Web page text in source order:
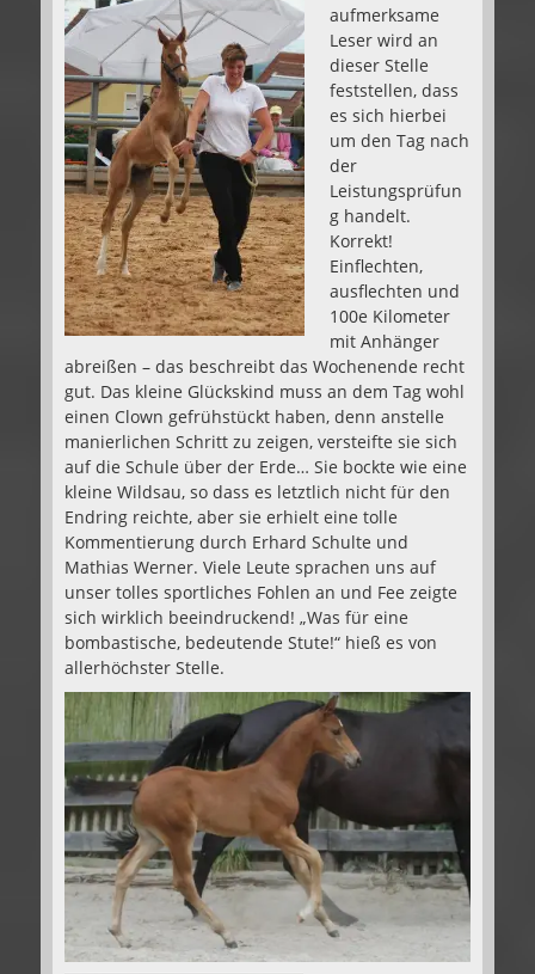
aufmerksame
Leser wird an
dieser Stelle
feststellen, dass
es sich hierbei
um den Tag nach
der
Leistungsprüfun
g handelt.
Korrekt!
Einflechten,
ausflechten und
100e Kilometer
mit Anhänger
abreißen – das beschreibt das Wochenende recht
gut. Das kleine Glückskind muss an dem Tag wohl
einen Clown gefrühstückt haben, denn anstelle
manierlichen Schritt zu zeigen, versteifte sie sich
auf die Schule über der Erde… Sie bockte wie eine
kleine Wildsau, so dass es letztlich nicht für den
Endring reichte, aber sie erhielt eine tolle
Kommentierung durch Erhard Schulte und
Mathias Werner. Viele Leute sprachen uns auf
unser tolles sportliches Fohlen an und Fee zeigte
sich wirklich beeindruckend! „Was für eine
bombastische, bedeutende Stute!“ hieß es von
allerhöchster Stelle.